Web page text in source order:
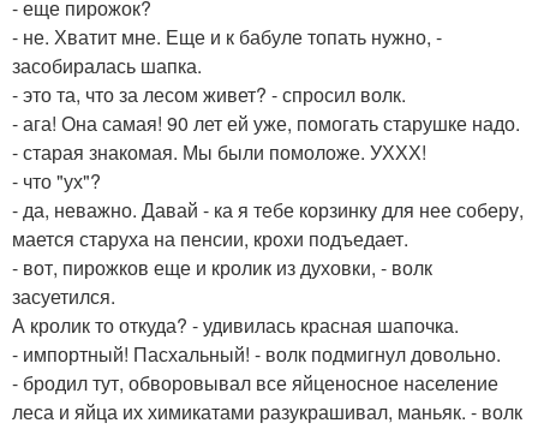
- еще пирожок?
- не. Хватит мне. Еще и к бабуле топать нужно, -
засобиралась шапка.
- это та, что за лесом живет? - спросил волк.
- ага! Она самая! 90 лет ей уже, помогать старушке надо.
- старая знакомая. Мы были помоложе. УХХХ!
- что "ух"?
- да, неважно. Давай - ка я тебе корзинку для нее соберу,
мается старуха на пенсии, крохи подъедает.
- вот, пирожков еще и кролик из духовки, - волк
засуетился.
А кролик то откуда? - удивилась красная шапочка.
- импортный! Пасхальный! - волк подмигнул довольно.
- бродил тут, обворовывал все яйценосное население
леса и яйца их химикатами разукрашивал, маньяк. - волк